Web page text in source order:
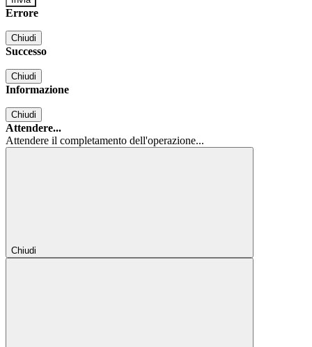
Errore
Chiudi
Successo
Chiudi
Informazione
Chiudi
Attendere...
Attendere il completamento dell'operazione...
Chiudi